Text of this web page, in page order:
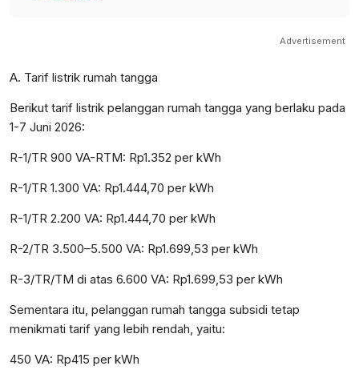
Advertisement
A. Tarif listrik rumah tangga
Berikut tarif listrik pelanggan rumah tangga yang berlaku pada
1-7 Juni 2026:
R-1/TR 900 VA-RTM: Rp1.352 per kWh
R-1/TR 1.300 VA: Rp1.444,70 per kWh
R-1/TR 2.200 VA: Rp1.444,70 per kWh
R-2/TR 3.500–5.500 VA: Rp1.699,53 per kWh
R-3/TR/TM di atas 6.600 VA: Rp1.699,53 per kWh
Sementara itu, pelanggan rumah tangga subsidi tetap
menikmati tarif yang lebih rendah, yaitu:
450 VA: Rp415 per kWh